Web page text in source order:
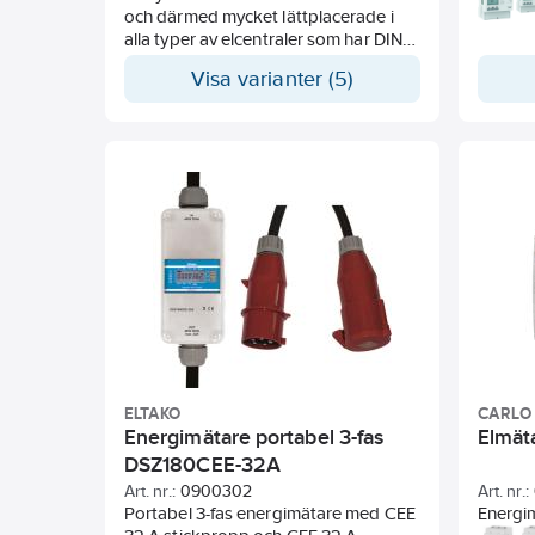
och därmed mycket lättplacerade i
alla typer av elcentraler som har DIN-
samtidigt total förbrukning i kWh och
per fas m.m. Det finns även en visuell
larmfunktion som visar om fasföljden
är felaktig. Mätarna är
debiteringsgodkänd enligt MID
(MI003).
Visa varianter (5)
elektrisk
att
ELTAKO
Energimätare portabel 3-fas
DSZ180CEE-32A
Art. nr.: 0900302
Portabel 3-fas energimätare med CEE
Art. nr.: